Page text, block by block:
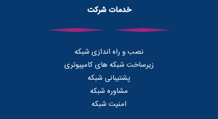
خدمات شرکت
نصب و راه اندازی شبکه
زیرساخت شبکه های کامپیوتری
پشتیبانی شبکه
مشاوره شبکه
امنیت شبکه